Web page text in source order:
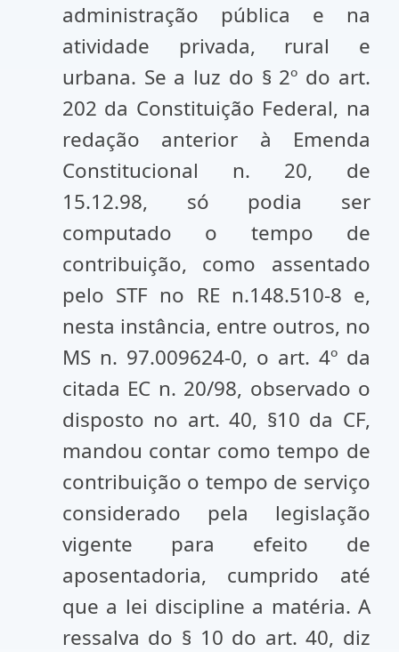
administração pública e na
atividade privada, rural e
urbana. Se a luz do § 2º do art.
202 da Constituição Federal, na
redação anterior à Emenda
Constitucional n. 20, de
15.12.98, só podia ser
computado o tempo de
contribuição, como assentado
pelo STF no RE n.148.510-8 e,
nesta instância, entre outros, no
MS n. 97.009624-0, o art. 4º da
citada EC n. 20/98, observado o
disposto no art. 40, §10 da CF,
mandou contar como tempo de
contribuição o tempo de serviço
considerado pela legislação
vigente para efeito de
aposentadoria, cumprido até
que a lei discipline a matéria. A
ressalva do § 10 do art. 40, diz